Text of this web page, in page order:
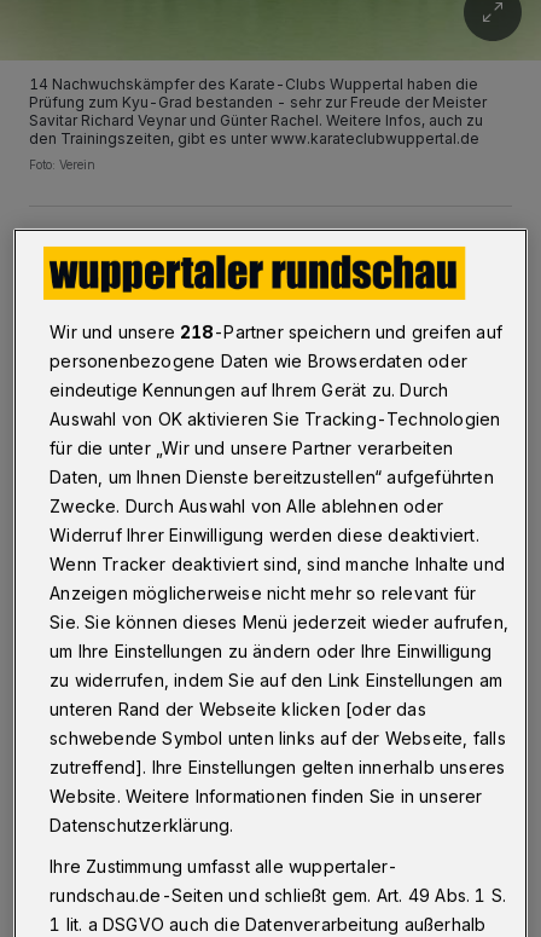
14 Nachwuchskämpfer des Karate-Clubs Wuppertal haben die
Prüfung zum Kyu-Grad bestanden - sehr zur Freude der Meister
Savitar Richard Veynar und Günter Rachel. Weitere Infos, auch zu
den Trainingszeiten, gibt es unter www.karateclubwuppertal.de
Foto: Verein
R ollhockey:
Bundesliga, Männer:
RESG Walsum - SC Moskitos Wuppertal 11:3
(6:2)
Valkenswaardse RC - RSC Cronenberg 2:1 (1:0)
Hockey:
Regionalliga, Männer:
ETG Wuppertal - Bonner THV 4:4 (2:1)
Max Winterberg (2) und Fynn Schmitz
brachten die ETG mit 3:1 in Führung. Bonn
wurde aggressiver und drehte die Partie auf
3:4 (56.). Nun setzten die Elberfelder alles auf
eine Karte und ersetzten den guten Torwart
Daniel durch einen weiteren Feldspieler. Zehn
Sekunden vor Schluss fand Schmitz die Lücke
Wir und unsere 218-Partner speichern und greifen auf
personenbezogene Daten wie Browserdaten oder
eindeutige Kennungen auf Ihrem Gerät zu. Durch
Auswahl von OK aktivieren Sie Tracking-Technologien
für die unter „Wir und unsere Partner verarbeiten
Daten, um Ihnen Dienste bereitzustellen“ aufgeführten
Zwecke. Durch Auswahl von Alle ablehnen oder
Widerruf Ihrer Einwilligung werden diese deaktiviert.
Wenn Tracker deaktiviert sind, sind manche Inhalte und
Anzeigen möglicherweise nicht mehr so relevant für
Sie. Sie können dieses Menü jederzeit wieder aufrufen,
um Ihre Einstellungen zu ändern oder Ihre Einwilligung
zu widerrufen, indem Sie auf den Link Einstellungen am
unteren Rand der Webseite klicken [oder das
schwebende Symbol unten links auf der Webseite, falls
zutreffend]. Ihre Einstellungen gelten innerhalb unseres
Website. Weitere Informationen finden Sie in unserer
Datenschutzerklärung.
Ihre Zustimmung umfasst alle wuppertaler-
rundschau.de-Seiten und schließt gem. Art. 49 Abs. 1 S.
1 lit. a DSGVO auch die Datenverarbeitung außerhalb